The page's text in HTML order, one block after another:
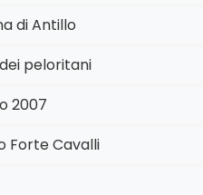
di Antillo
peloritani
2007
Forte Cavalli